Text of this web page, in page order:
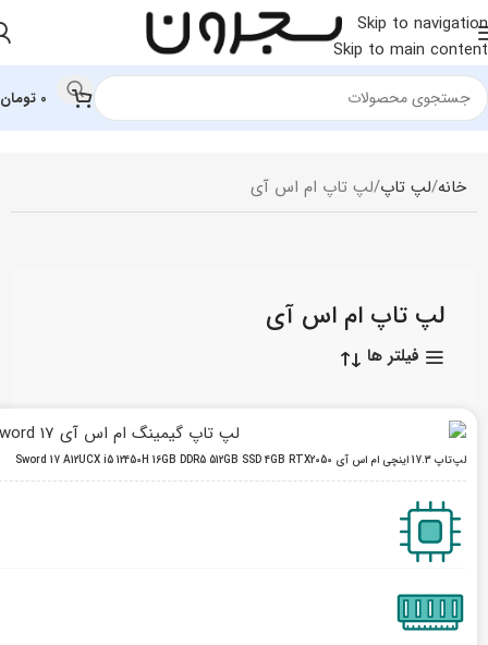
Skip to navigation
Skip to main content
0 تومان
خانه لپ تاپ لپ تاپ ام اس آی
لپ تاپ ام اس آی
فیلتر ها
لپ‌تاپ 17.3 اینچی ام اس آی Sword 17 A12UCX i5 12450H 16GB DDR5 512GB SSD 4GB RTX2050